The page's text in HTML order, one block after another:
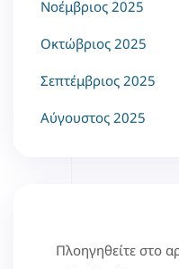
Νοέμβριος 2025
Οκτώβριος 2025
Σεπτέμβριος 2025
Αύγουστος 2025
Πλοηγηθείτε στο